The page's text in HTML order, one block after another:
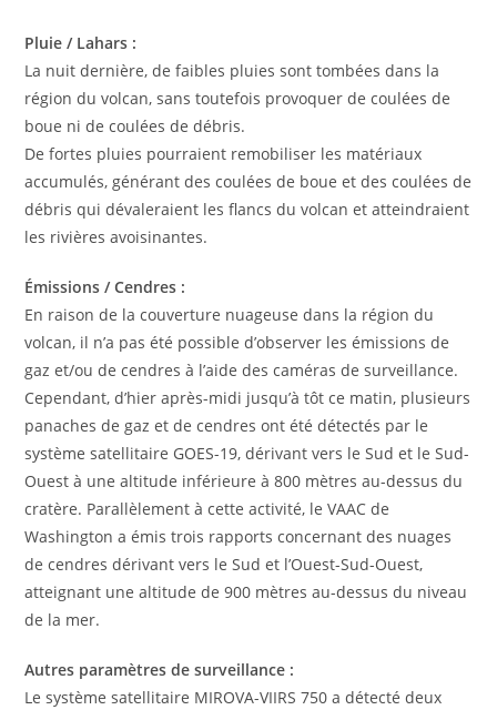
Pluie / Lahars :
La nuit dernière, de faibles pluies sont tombées dans la
région du volcan, sans toutefois provoquer de coulées de
boue ni de coulées de débris.
De fortes pluies pourraient remobiliser les matériaux
accumulés, générant des coulées de boue et des coulées de
débris qui dévaleraient les flancs du volcan et atteindraient
les rivières avoisinantes.
Émissions / Cendres :
En raison de la couverture nuageuse dans la région du
volcan, il n’a pas été possible d’observer les émissions de
gaz et/ou de cendres à l’aide des caméras de surveillance.
Cependant, d’hier après-midi jusqu’à tôt ce matin, plusieurs
panaches de gaz et de cendres ont été détectés par le
système satellitaire GOES-19, dérivant vers le Sud et le Sud-
Ouest à une altitude inférieure à 800 mètres au-dessus du
cratère. Parallèlement à cette activité, le VAAC de
Washington a émis trois rapports concernant des nuages ​​
de cendres dérivant vers le Sud et l’Ouest-Sud-Ouest,
atteignant une altitude de 900 mètres au-dessus du niveau
de la mer.
Autres paramètres de surveillance :
Le système satellitaire MIROVA-VIIRS 750 a détecté deux